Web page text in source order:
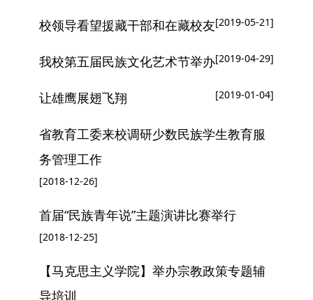
校领导看望援藏干部和在藏校友[2019-05-21]
我校第五届民族文化艺术节举办[2019-04-29]
让雄鹰展翅飞翔 [2019-01-04]
省教育工委来校调研少数民族学生教育服
务管理工作
[2018-12-26]
首届“民族青年说”主题演讲比赛举行
[2018-12-25]
【马克思主义学院】举办宗教政策专题辅
导培训